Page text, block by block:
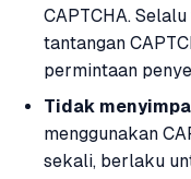
CAPTCHA.
tantangan
permintaan
Tidak
menggunakan
sekali, berlaku